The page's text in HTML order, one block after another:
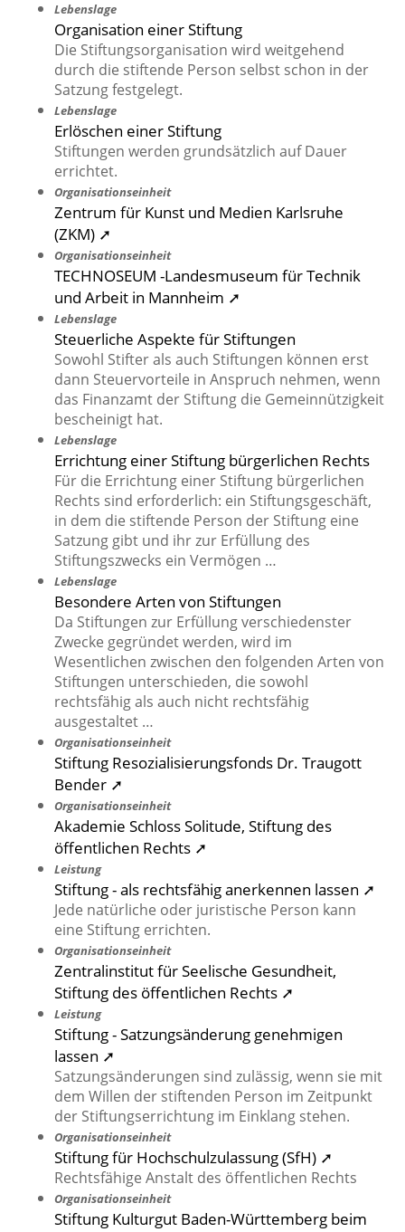
Lebenslage
Organisation einer Stiftung
Die Stiftungsorganisation wird weitgehend
durch die stiftende Person selbst schon in der
Satzung festgelegt.
Lebenslage
Erlöschen einer Stiftung
Stiftungen werden grundsätzlich auf Dauer
errichtet.
Organisationseinheit
Zentrum für Kunst und Medien Karlsruhe
(ZKM) ➚
Organisationseinheit
TECHNOSEUM -Landesmuseum für Technik
und Arbeit in Mannheim ➚
Lebenslage
Steuerliche Aspekte für Stiftungen
Sowohl Stifter als auch Stiftungen können erst
dann Steuervorteile in Anspruch nehmen, wenn
das Finanzamt der Stiftung die Gemeinnützigkeit
bescheinigt hat.
Lebenslage
Errichtung einer Stiftung bürgerlichen Rechts
Für die Errichtung einer Stiftung bürgerlichen
Rechts sind erforderlich: ein Stiftungsgeschäft,
in dem die stiftende Person der Stiftung eine
Satzung gibt und ihr zur Erfüllung des
Stiftungszwecks ein Vermögen …
Lebenslage
Besondere Arten von Stiftungen
Da Stiftungen zur Erfüllung verschiedenster
Zwecke gegründet werden, wird im
Wesentlichen zwischen den folgenden Arten von
Stiftungen unterschieden, die sowohl
rechtsfähig als auch nicht rechtsfähig
ausgestaltet …
Organisationseinheit
Stiftung Resozialisierungsfonds Dr. Traugott
Bender ➚
Organisationseinheit
Akademie Schloss Solitude, Stiftung des
öffentlichen Rechts ➚
Leistung
Stiftung - als rechtsfähig anerkennen lassen ➚
Jede natürliche oder juristische Person kann
eine Stiftung errichten.
Organisationseinheit
Zentralinstitut für Seelische Gesundheit,
Stiftung des öffentlichen Rechts ➚
Leistung
Stiftung - Satzungsänderung genehmigen
lassen ➚
Satzungsänderungen sind zulässig, wenn sie mit
dem Willen der stiftenden Person im Zeitpunkt
der Stiftungserrichtung im Einklang stehen.
Organisationseinheit
Stiftung für Hochschulzulassung (SfH) ➚
Rechtsfähige Anstalt des öffentlichen Rechts
Organisationseinheit
Stiftung Kulturgut Baden-Württemberg beim